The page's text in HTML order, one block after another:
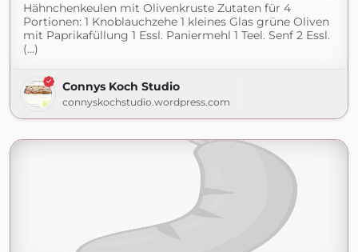
Hähnchenkeulen mit Olivenkruste Zutaten für 4
Portionen: 1 Knoblauchzehe 1 kleines Glas grüne Oliven
mit Paprikafüllung 1 Essl. Paniermehl 1 Teel. Senf 2 Essl.
(...)
Connys Koch Studio
connyskochstudio.wordpress.com